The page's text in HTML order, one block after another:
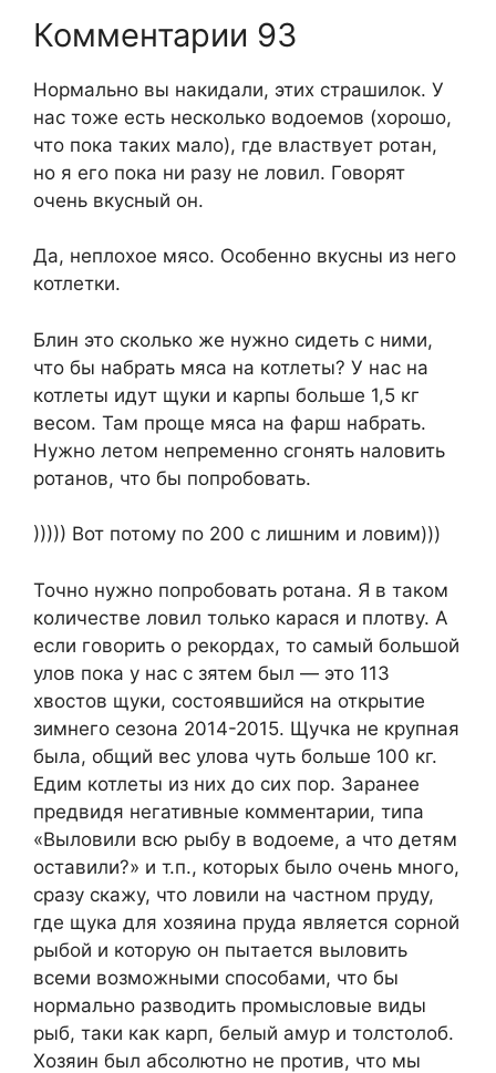
Комментарии 93
Нормально вы накидали, этих страшилок. У
нас тоже есть несколько водоемов (хорошо,
что пока таких мало), где властвует ротан,
но я его пока ни разу не ловил. Говорят
очень вкусный он.
Да, неплохое мясо. Особенно вкусны из него
котлетки.
Блин это сколько же нужно сидеть с ними,
что бы набрать мяса на котлеты? У нас на
котлеты идут щуки и карпы больше 1,5 кг
весом. Там проще мяса на фарш набрать.
Нужно летом непременно сгонять наловить
ротанов, что бы попробовать.
))))) Вот потому по 200 с лишним и ловим)))
Точно нужно попробовать ротана. Я в таком
количестве ловил только карася и плотву. А
если говорить о рекордах, то самый большой
улов пока у нас с зятем был — это 113
хвостов щуки, состоявшийся на открытие
зимнего сезона 2014-2015. Щучка не крупная
была, общий вес улова чуть больше 100 кг.
Едим котлеты из них до сих пор. Заранее
предвидя негативные комментарии, типа
«Выловили всю рыбу в водоеме, а что детям
оставили?» и т.п., которых было очень много,
сразу скажу, что ловили на частном пруду,
где щука для хозяина пруда является сорной
рыбой и которую он пытается выловить
всеми возможными способами, что бы
нормально разводить промысловые виды
рыб, таки как карп, белый амур и толстолоб.
Хозяин был абсолютно не против, что мы